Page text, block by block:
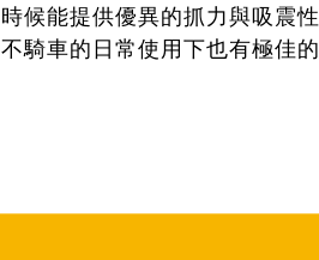
時候能提供優異的抓力與吸震
不騎車的日常使用下也有極佳的